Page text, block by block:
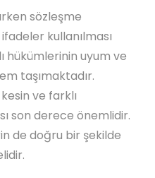
sözleşme
kullanılması
hükümlerinin uyum ve
taşımaktadır.
ve farklı
son derece önemlidir.
de doğru bir şekilde